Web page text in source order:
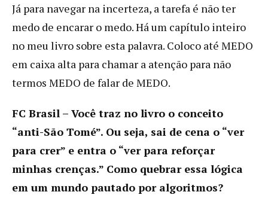
Já para navegar na incerteza, a tarefa é não ter
medo de encarar o medo. Há um capítulo inteiro
no meu livro sobre esta palavra. Coloco até MEDO
em caixa alta para chamar a atenção para não
termos MEDO de falar de MEDO.
FC Brasil – Você traz no livro o conceito
“anti-São Tomé”. Ou seja, sai de cena o “ver
para crer” e entra o “ver para reforçar
minhas crenças.” Como quebrar essa lógica
em um mundo pautado por algoritmos?